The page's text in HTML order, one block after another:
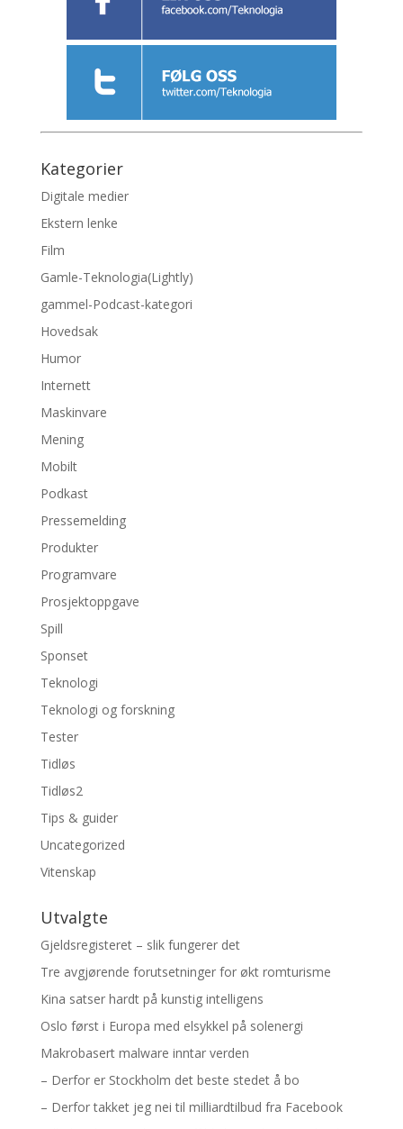
Kategorier
Digitale medier
Ekstern lenke
Film
Gamle-Teknologia(Lightly)
gammel-Podcast-kategori
Hovedsak
Humor
Internett
Maskinvare
Mening
Mobilt
Podkast
Pressemelding
Produkter
Programvare
Prosjektoppgave
Spill
Sponset
Teknologi
Teknologi og forskning
Tester
Tidløs
Tidløs2
Tips & guider
Uncategorized
Vitenskap
Utvalgte
Gjeldsregisteret – slik fungerer det
Tre avgjørende forutsetninger for økt romturisme
Kina satser hardt på kunstig intelligens
Oslo først i Europa med elsykkel på solenergi
Makrobasert malware inntar verden
– Derfor er Stockholm det beste stedet å bo
– Derfor takket jeg nei til milliardtilbud fra Facebook